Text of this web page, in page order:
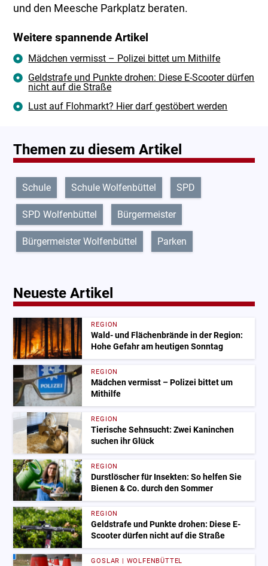
und den Meesche Parkplatz beraten.
Weitere spannende Artikel
Mädchen vermisst – Polizei bittet um Mithilfe
Geldstrafe und Punkte drohen: Diese E-Scooter dürfen
nicht auf die Straße
Lust auf Flohmarkt? Hier darf gestöbert werden
Themen zu diesem Artikel
Schule Schule Wolfenbüttel SPD
SPD Wolfenbüttel Bürgermeister
Bürgermeister Wolfenbüttel Parken
Neueste Artikel
REGION
Wald- und Flächenbrände in der Region:
Hohe Gefahr am heutigen Sonntag
REGION
Mädchen vermisst – Polizei bittet um
Mithilfe
REGION
Tierische Sehnsucht: Zwei Kaninchen
suchen ihr Glück
REGION
Durstlöscher für Insekten: So helfen Sie
Bienen & Co. durch den Sommer
REGION
Geldstrafe und Punkte drohen: Diese E-
Scooter dürfen nicht auf die Straße
GOSLAR | WOLFENBÜTTEL